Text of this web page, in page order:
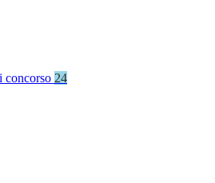
concorso 24